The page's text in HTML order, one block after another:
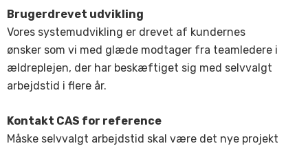
Brugerdrevet udvikling
Vores systemudvikling er drevet af kundernes
ønsker som vi med glæde modtager fra teamledere i
ældreplejen, der har beskæftiget sig med selvvalgt
arbejdstid i flere år.
Kontakt CAS for reference
Måske selvvalgt arbejdstid skal være det nye projekt